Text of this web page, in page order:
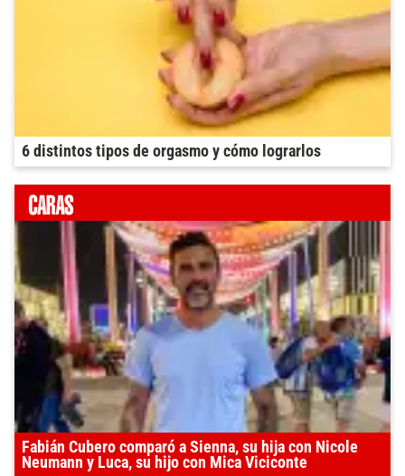
6 distintos tipos de orgasmo y cómo lograrlos
Fabián Cubero comparó a Sienna, su hija con Nicole
Neumann y Luca, su hijo con Mica Viciconte